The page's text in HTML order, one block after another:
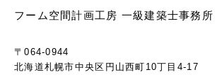
フーム空間計画工房 一級建築士事務所
〒064-0944
北海道札幌市中央区円山西町10丁目4-17